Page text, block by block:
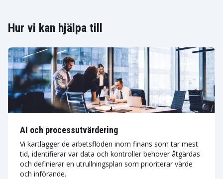
Hur vi kan hjälpa till
AI och processutvärdering
Vi kartlägger de arbetsflöden inom finans som tar mest
tid, identifierar var data och kontroller behöver åtgärdas
och definierar en utrullningsplan som prioriterar värde
och införande.